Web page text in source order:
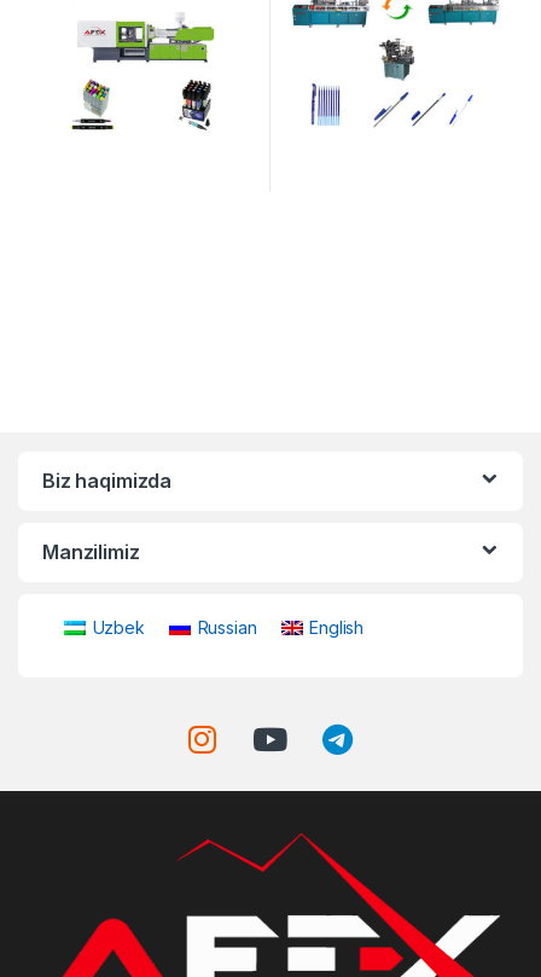
Biz haqimizda
Manzilimiz
Uzbek Russian English